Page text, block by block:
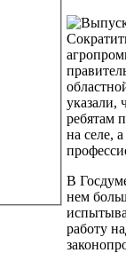
указали,
ребятам
на селе,
В
нем
работу